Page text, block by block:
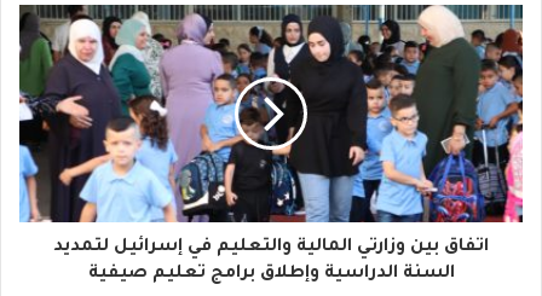
ب
ر
ي
د
ك
ا
اتفاق بين وزارتي المالية والتعليم في إسرائيل لتمديد
السنة الدراسية وإطلاق برامج تعليم صيفية